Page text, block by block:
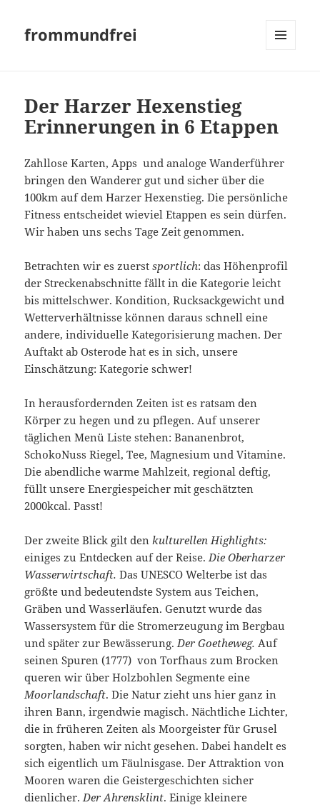
frommundfrei
Der Harzer Hexenstieg
Erinnerungen in 6 Etappen
Zahllose Karten, Apps und analoge Wanderführer
bringen den Wanderer gut und sicher über die
100km auf dem Harzer Hexenstieg. Die persönliche
Fitness entscheidet wieviel Etappen es sein dürfen.
Wir haben uns sechs Tage Zeit genommen.
Betrachten wir es zuerstsportlich: das Höhenprofil
der Streckenabschnitte fällt in die Kategorie leicht
bis mittelschwer. Kondition, Rucksackgewicht und
Wetterverhältnisse können daraus schnell eine
andere, individuelle Kategorisierung machen. Der
Auftakt ab Osterode hat es in sich, unsere
Einschätzung: Kategorie schwer!
In herausfordernden Zeiten ist es ratsam den
Körper zu hegen und zu pflegen. Auf unserer
täglichen Menü Liste stehen: Bananenbrot,
SchokoNuss Riegel, Tee, Magnesium und Vitamine.
Die abendliche warme Mahlzeit, regional deftig,
füllt unsere Energiespeicher mit geschätzten
2000kcal. Passt!
Der zweite Blick gilt denkulturellen Highlights:
einiges zu Entdecken auf der Reise.Die Oberharzer
Wasserwirtschaft. Das UNESCO Welterbe ist das
größte und bedeutendste System aus Teichen,
Gräben und Wasserläufen. Genutzt wurde das
Wassersystem für die Stromerzeugung im Bergbau
und später zur Bewässerung.Der Goetheweg.Auf
seinen Spuren (1777) von Torfhaus zum Brocken
queren wir über Holzbohlen Segmente eine
Moorlandschaft. Die Natur zieht uns hier ganz in
ihren Bann, irgendwie magisch. Nächtliche Lichter,
die in früheren Zeiten als Moorgeister für Grusel
sorgten, haben wir nicht gesehen. Dabei handelt es
sich eigentlich um Fäulnisgase. Der Attraktion von
Mooren waren die Geistergeschichten sicher
dienlicher.Der Ahrensklint. Einige kleinere